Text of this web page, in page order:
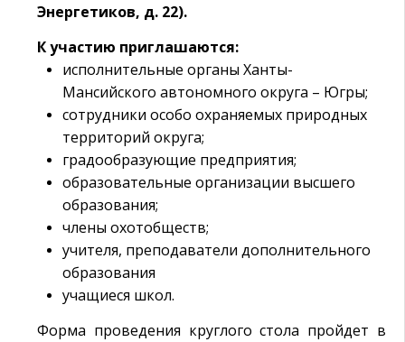
Энергетиков, д. 22).
К участию приглашаются:
исполнительные органы Ханты-
Мансийского автономного округа – Югры;
сотрудники особо охраняемых природных
территорий округа;
градообразующие предприятия;
образовательные организации высшего
образования;
члены охотобществ;
учителя, преподаватели дополнительного
образования
учащиеся школ.
Форма проведения круглого стола пройдет в